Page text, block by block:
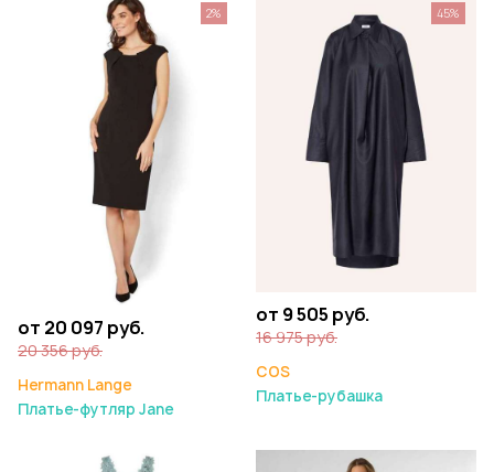
от 20 097 руб.
20 356 руб.
Hermann Lange
Платье-футляр Jane
2%
от 9 505 руб.
16 975 руб.
COS
Платье-рубашка
45%